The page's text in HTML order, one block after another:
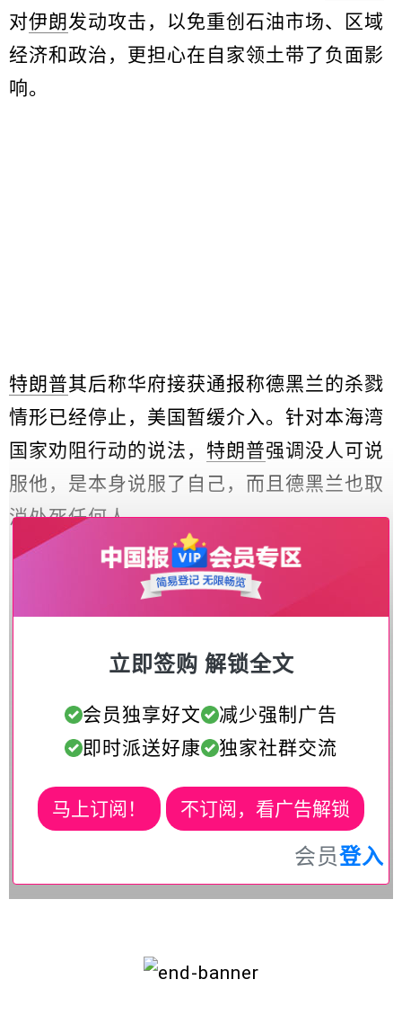
对伊朗 发动攻击，以免重创石油市场、区域
经济和政治，更担心在自家领土带了负面影
响。
特朗普其后称华府接获通报称德黑兰的杀戮
情形已经停止，美国暂缓介入。针对本海湾
国家劝阻行动的说法， 特朗普强调没人可说
服他，是本身说服了自己，而且德黑兰也取
消处死任何人。
立即签购 解锁全文
会员独享好文
减少强制广告
即时派送好康
独家社群交流
马上订阅！ 不订阅，看广告解锁
会员登入